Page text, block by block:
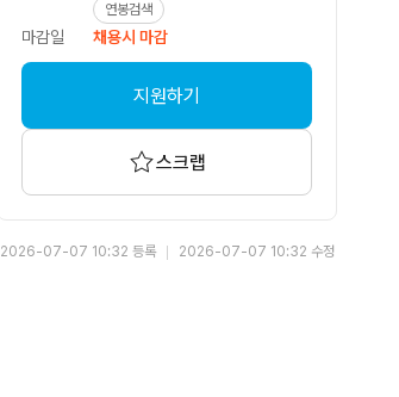
연봉검색
마감일 채용시 마감
지원하기
스크랩
2026-07-07 10:32 등록 2026-07-07 10:32 수정